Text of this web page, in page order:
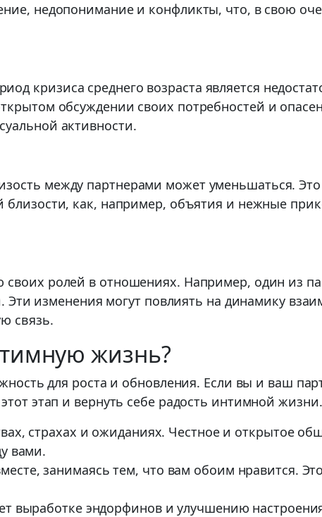
недопонимание и конфликты, что, в свою
кризиса среднего возраста является
обсуждении своих потребностей и
активности.
между партнерами может уменьшаться.
как, например, объятия и нежные
ролей в отношениях. Например, один из
Эти изменения могут повлиять на динамику
связь.
жизнь?
для роста и обновления. Если вы и ваш
этап и вернуть себе радость интимной жизни.
страхах и ожиданиях. Честное и открытое
вами.
занимаясь тем, что вам обоим нравится.
выработке эндорфинов и улучшению